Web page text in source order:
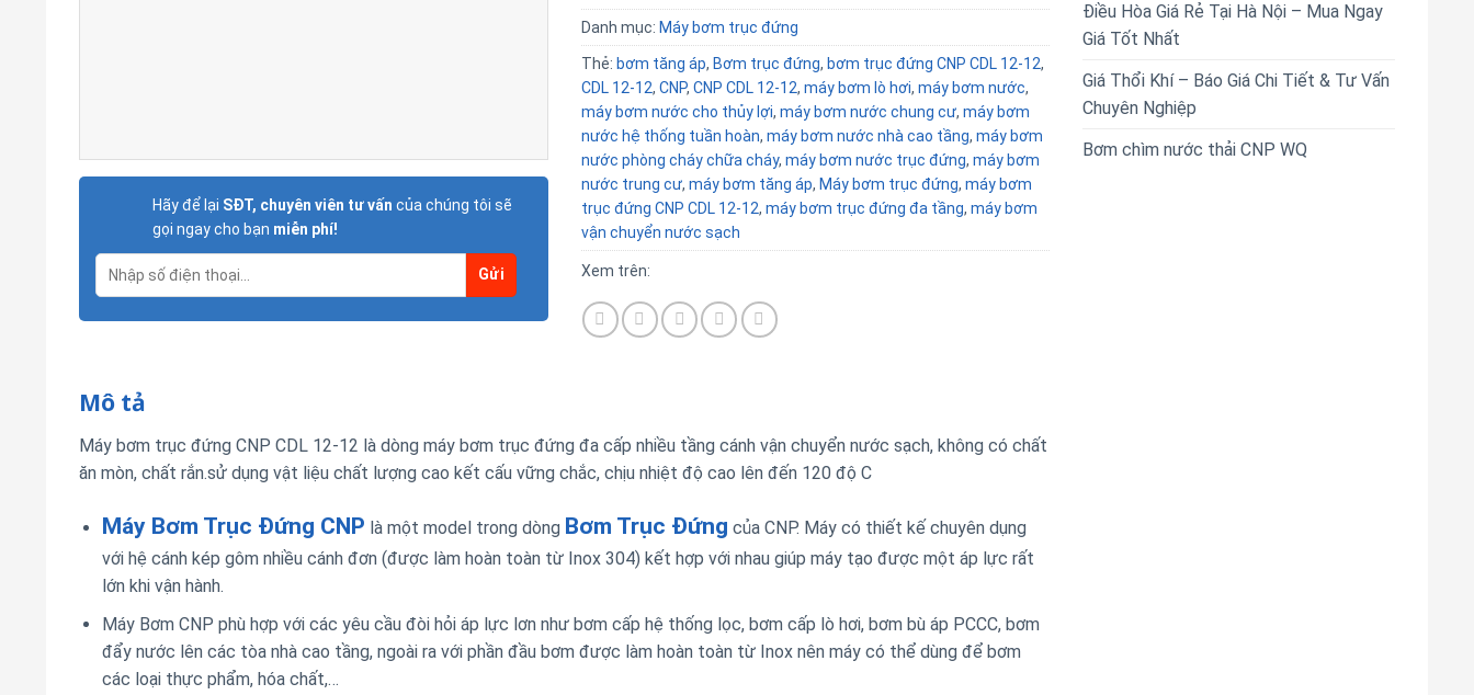
Điều Hòa Giá Rẻ Tại Hà Nội – Mua Ngay
Giá Tốt Nhất
Giá Thổi Khí – Báo Giá Chi Tiết & Tư Vấn
Chuyên Nghiệp
Bơm chìm nước thải CNP WQ
Hãy để lại SĐT, chuyên viên tư vấn của chúng tôi sẽ
gọi ngay cho bạn miễn phí!
Danh mục: Máy bơm trục đứng
Thẻ: bơm tăng áp, Bơm trục đứng, bơm trục đứng CNP CDL 12-12,
CDL 12-12, CNP, CNP CDL 12-12, máy bơm lò hơi, máy bơm nước,
máy bơm nước cho thủy lợi, máy bơm nước chung cư, máy bơm
nước hệ thống tuần hoàn, máy bơm nước nhà cao tầng, máy bơm
nước phòng cháy chữa cháy, máy bơm nước trục đứng, máy bơm
nước trung cư, máy bơm tăng áp, Máy bơm trục đứng, máy bơm
trục đứng CNP CDL 12-12, máy bơm trục đứng đa tầng, máy bơm
vận chuyển nước sạch
Xem trên:
Mô tả
Máy bơm trục đứng CNP CDL 12-12 là dòng máy bơm trục đứng đa cấp nhiều tầng cánh vận chuyển nước sạch, không có chất
ăn mòn, chất rắn.sử dụng vật liệu chất lượng cao kết cấu vững chắc, chịu nhiệt độ cao lên đến 120 độ C
Máy Bơm Trục Đứng CNP là một model trong dòng Bơm Trục Đứng của CNP. Máy có thiết kế chuyên dụng
với hệ cánh kép gôm nhiều cánh đơn (được làm hoàn toàn từ Inox 304) kết hợp với nhau giúp máy tạo được một áp lực rất
lớn khi vận hành.
Máy Bơm CNP phù hợp với các yêu cầu đòi hỏi áp lực lơn như bơm cấp hệ thống lọc, bơm cấp lò hơi, bơm bù áp PCCC, bơm
đẩy nước lên các tòa nhà cao tầng, ngoài ra với phần đầu bơm được làm hoàn toàn từ Inox nên máy có thể dùng để bơm
các loại thực phẩm, hóa chất,…